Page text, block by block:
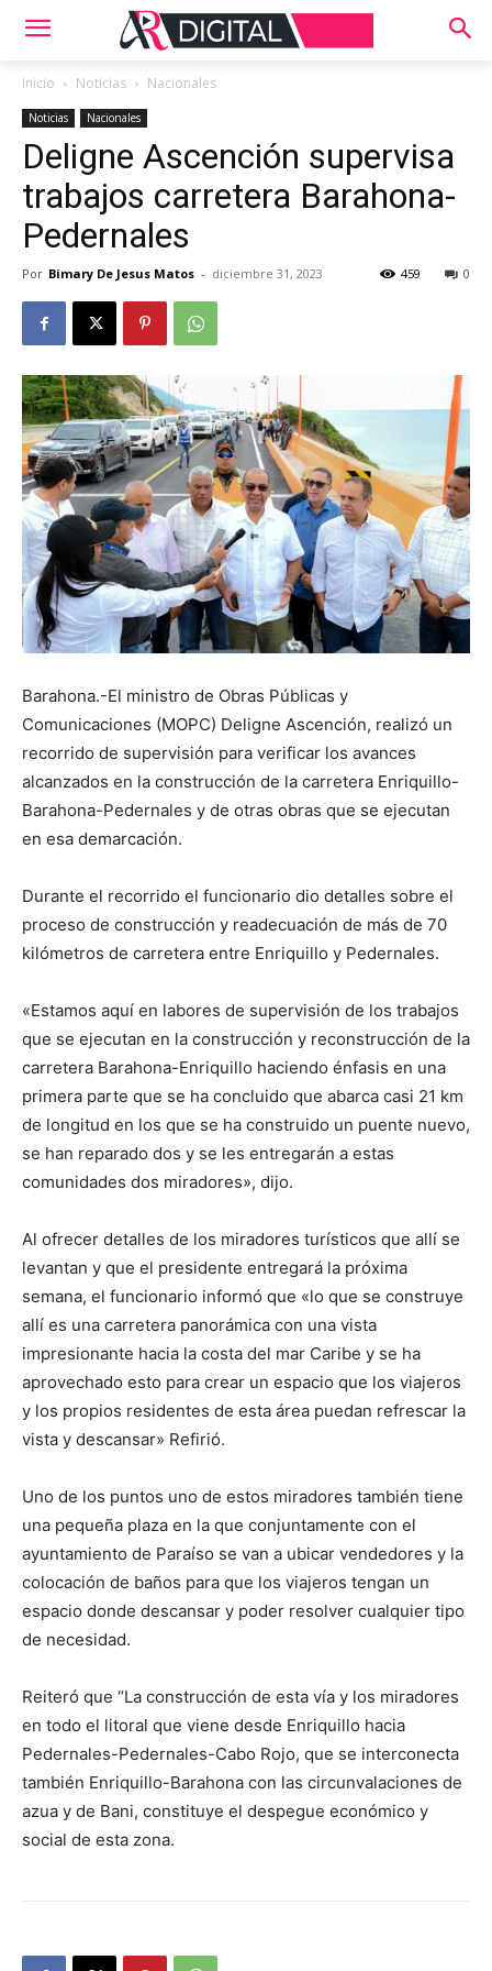
Inicio Noticias Nacionales
Noticias Nacionales
Deligne Ascención supervisa
trabajos carretera Barahona-
Pedernales
Por Bimary De Jesus Matos - diciembre 31, 2023 0
459
Barahona.-El ministro de Obras Públicas y
Comunicaciones (MOPC) Deligne Ascención, realizó un
recorrido de supervisión para verificar los avances
alcanzados en la construcción de la carretera Enriquillo-
Barahona-Pedernales y de otras obras que se ejecutan
en esa demarcación.
Durante el recorrido el funcionario dio detalles sobre el
proceso de construcción y readecuación de más de 70
kilómetros de carretera entre Enriquillo y Pedernales.
«Estamos aquí en labores de supervisión de los trabajos
que se ejecutan en la construcción y reconstrucción de la
carretera Barahona-Enriquillo haciendo énfasis en una
primera parte que se ha concluido que abarca casi 21 km
de longitud en los que se ha construido un puente nuevo,
se han reparado dos y se les entregarán a estas
comunidades dos miradores», dijo.
Al ofrecer detalles de los miradores turísticos que allí se
levantan y que el presidente entregará la próxima
semana, el funcionario informó que «lo que se construye
allí es una carretera panorámica con una vista
impresionante hacia la costa del mar Caribe y se ha
aprovechado esto para crear un espacio que los viajeros
y los propios residentes de esta área puedan refrescar la
vista y descansar» Refirió.
Uno de los puntos uno de estos miradores también tiene
una pequeña plaza en la que conjuntamente con el
ayuntamiento de Paraíso se van a ubicar vendedores y la
colocación de baños para que los viajeros tengan un
espacio donde descansar y poder resolver cualquier tipo
de necesidad.
Reiteró que “La construcción de esta vía y los miradores
en todo el litoral que viene desde Enriquillo hacia
Pedernales-Pedernales-Cabo Rojo, que se interconecta
también Enriquillo-Barahona con las circunvalaciones de
azua y de Bani, constituye el despegue económico y
social de esta zona.